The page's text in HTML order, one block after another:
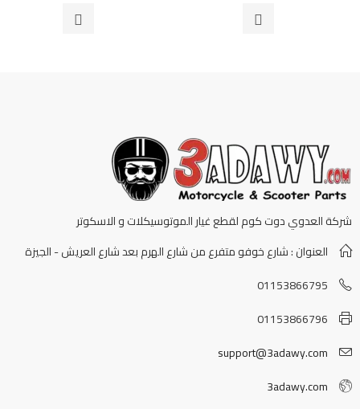
شركة العدوي دوت كوم لقطع غيار الموتوسيكلات و الاسكوتر
العنوان : شارع خوفو متفرع من شارع الهرم بعد شارع العريش - الجيزة
01153866795
01153866796
support@3adawy.com
3adawy.com